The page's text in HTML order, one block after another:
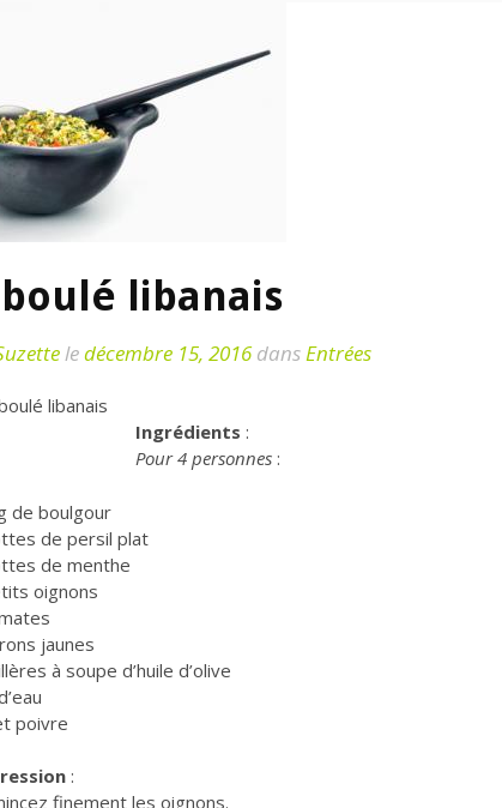
libanais
ledécembre 15, 2016dansEntrées
Ingrédients :
Pour 4 personnes:
de boulgour
de persil plat
de menthe
oignons
jaunes
à soupe d’huile d’olive
poivre
:
finement les oignons.